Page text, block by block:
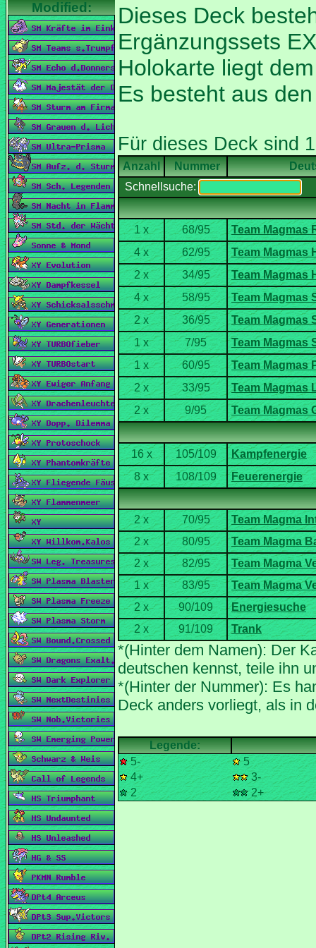
Dieses Deck
Ergänzungssets
Holokarte liegt
Es besteht aus
Nummer
Schnellsuche:
*(Hinter dem Namen): Der
*(Hinter der Nummer): Es
5-
5
4+
3-
2
2+